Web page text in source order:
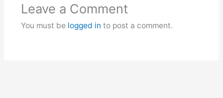
Leave a Comment
You must be logged in to post a comment.